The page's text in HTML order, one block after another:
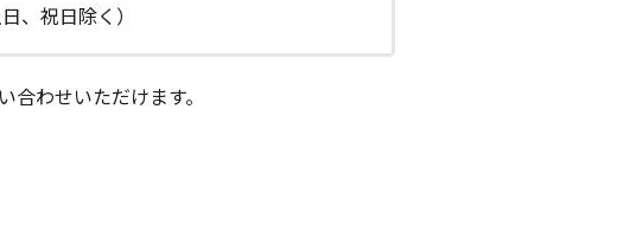
、祝日除く）
わせいただけます。